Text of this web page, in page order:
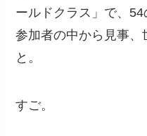
ールドクラス」で、
参加者の中から見事、
と。
すご。